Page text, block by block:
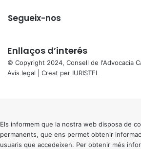
Segueix-nos
Enllaços d’interés
© Copyright 2024, Consell de l'Advocacia
Avís legal | Creat per IURISTEL
button
Els informem que la nostra web disposa de
permanents, que ens permet obtenir
usuaris que accedeixen. Per obtenir més